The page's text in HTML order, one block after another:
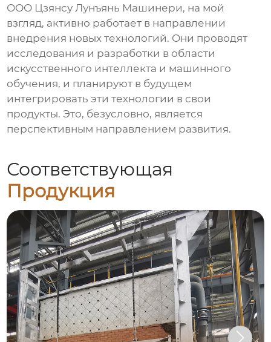
ООО Цзянсу Лунъянь Машинери, на мой
взгляд, активно работает в направлении
внедрения новых технологий. Они проводят
исследования и разработки в области
искусственного интеллекта и машинного
обучения, и планируют в будущем
интегрировать эти технологии в свои
продукты. Это, безусловно, является
перспективным направлением развития.
Соответствующая
Продукция